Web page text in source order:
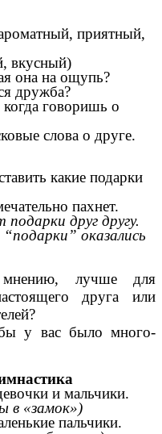
приятный,
вкусный)
она на ощупь?
дружба?
говоришь о
слова о друге.
какие подарки
пахнет.
друг другу.
оказались
лучше для
друга или
у вас было много-
и мальчики.
в «замок»)
пальчики.